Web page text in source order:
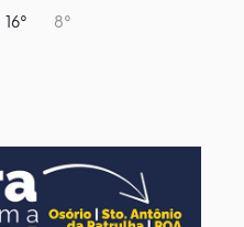
16° 8°
14° 9°
13° 11°